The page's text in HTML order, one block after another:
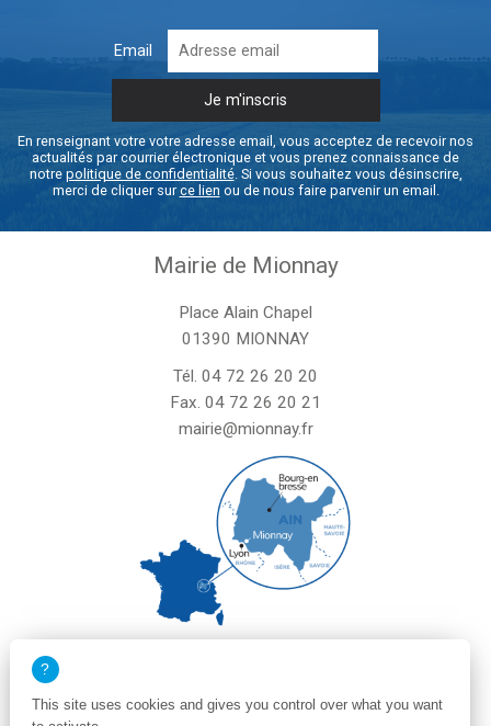
Email
En renseignant votre votre adresse email, vous acceptez de recevoir nos
actualités par courrier électronique et vous prenez connaissance de
notre politique de confidentialité. Si vous souhaitez vous désinscrire,
merci de cliquer surce lien ou de nous faire parvenir un email.
Mairie de Mionnay
Place Alain Chapel
01390 MIONNAY
Tél. 04 72 26 20 20
Fax. 04 72 26 20 21
mairie@mionnay.fr
le vendredi de 8h30 à 12h et de 13h30 à 16h30
This site uses cookies and gives you control over what you want